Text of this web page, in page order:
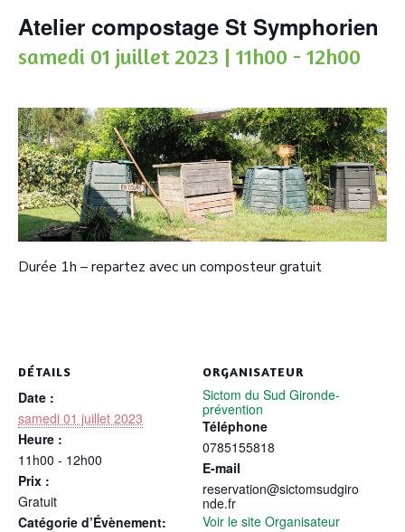
Atelier compostage St Symphorien
samedi 01 juillet 2023 | 11h00 - 12h00
Durée 1h – repartez avec un composteur gratuit
DÉTAILS
Date :
samedi 01 juillet 2023
Heure :
11h00 - 12h00
Prix :
Gratuit
Catégorie d’Évènement:
ORGANISATEUR
Sictom du Sud Gironde-
prévention
Téléphone
0785155818
E-mail
reservation@sictomsudgiro
nde.fr
Voir le site Organisateur